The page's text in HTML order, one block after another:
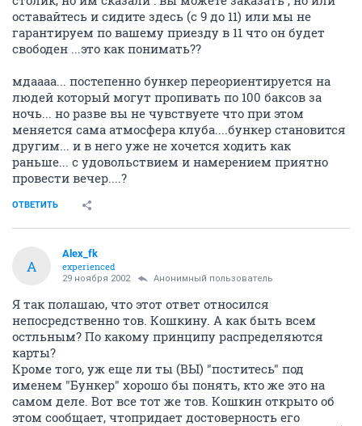
оставайтесь и сидите здесь (с 9 до 11) или мы не
гарантируем по вашему приезду в 11 что он будет
свободен ...это как понимать??
мдаааа... постепенно бункер переориентируется на
людей который могут пропивать по 100 баксов за
ночь... но разве вы не чувствуете что при этом
меняется сама атмосфера клуба....бункер становится
другим... и в него уже не хочется ходить как
раньше... с удовольствием и намерением приятно
провести вечер....?
ОТВЕТИТЬ
A
Alex_fk
experienced
29 ноября 2002 Анонимный пользователь
Я так полашаю, что этот ответ относился
непосредственно тов. Кошкину. А как быть всем
остльным? По какому принципу распределяются
карты?
Кроме того, уж еще ли ты (ВЫ) "поститесь" под
именем "Бункер" хорошо бы понять, кто же это на
самом деле. Вот все тот же тов. Кошкин открыто об
этом сообщает, чтопридает достоверность его